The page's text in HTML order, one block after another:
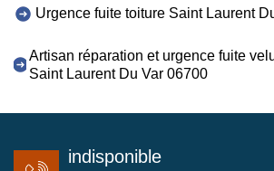
Urgence fuite toiture Saint Laurent
Artisan réparation et urgence fuite
Saint Laurent Du Var 06700
indisponible